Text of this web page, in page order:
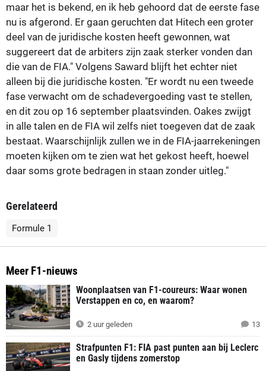
maar het is bekend, en ik heb gehoord dat de eerste fase
nu is afgerond. Er gaan geruchten dat Hitech een groter
deel van de juridische kosten heeft gewonnen, wat
suggereert dat de arbiters zijn zaak sterker vonden dan
die van de FIA." Volgens Saward blijft het echter niet
alleen bij die juridische kosten. "Er wordt nu een tweede
fase verwacht om de schadevergoeding vast te stellen,
en dit zou op 16 september plaatsvinden. Oakes zwijgt
in alle talen en de FIA wil zelfs niet toegeven dat de zaak
bestaat. Waarschijnlijk zullen we in de FIA-jaarrekeningen
moeten kijken om te zien wat het gekost heeft, hoewel
daar soms grote bedragen in staan zonder uitleg."
Gerelateerd
Formule 1
Meer F1-nieuws
Woonplaatsen van F1-coureurs: Waar wonen
Verstappen en co, en waarom?
2 uur geleden 13
Strafpunten F1: FIA past punten aan bij Leclerc
en Gasly tijdens zomerstop